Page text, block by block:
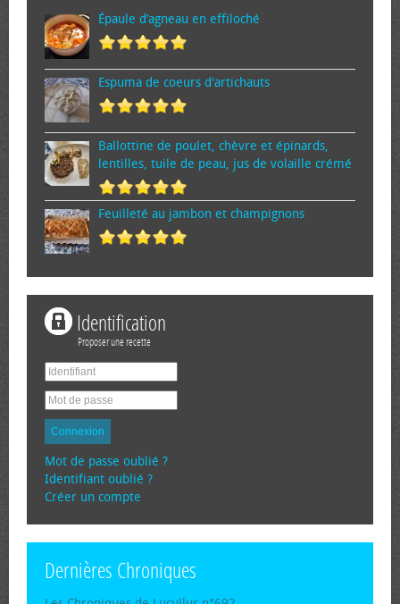
Épaule d’agneau en effiloché
Espuma de cœurs d'artichauts
Ballottine de poulet, chèvre et épinards,
lentilles, tuile de peau, jus de volaille crémé
Feuilleté au jambon et champignons
Identification
Proposer une recette
Connexion
Mot de passe oublié ?
Identifiant oublié ?
Créer un compte
Dernières Chroniques